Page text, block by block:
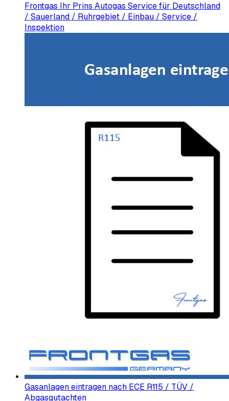
Frontgas Ihr Prins Autogas Service für Deutschland
/ Sauerland / Ruhrgebiet / Einbau / Service /
Inspektion
Gasanlagen eintragen nach ECE R115 / TÜV /
Abgasgutachten